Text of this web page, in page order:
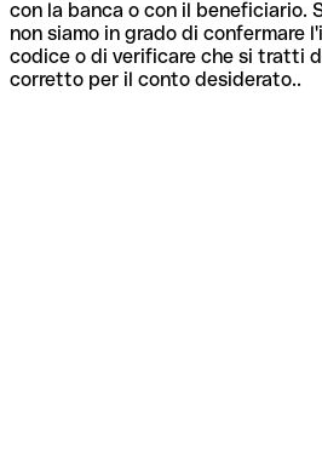
con la banca o con il beneficiario.
non siamo in grado di confermare
codice o di verificare che si tratti
corretto per il conto desiderato..